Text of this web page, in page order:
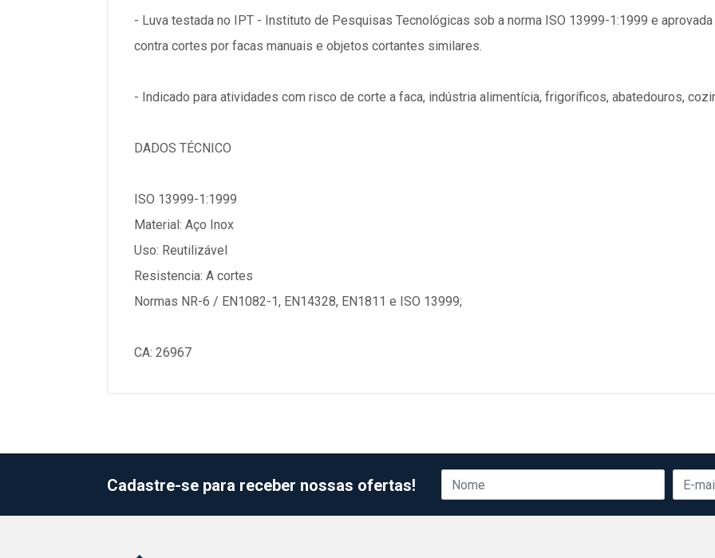
- Luva testada no IPT - Instituto de Pesquisas Tecnológicas sob a norma ISO 13999-1:1999 e
contra cortes por facas manuais e objetos cortantes similares.
- Indicado para atividades com risco de corte a faca, indústria alimentícia, frigoríficos, abatedouros,
DADOS TÉCNICO
ISO 13999-1:1999
Material: Aço Inox
Uso: Reutilizável
Resistencia: A cortes
Normas NR-6 / EN1082-1, EN14328, EN1811 e ISO 13999;
CA: 26967
Cadastre-se para receber nossas ofertas!